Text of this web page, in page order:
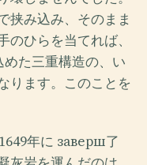
挟み込み、そのまま
ひらを当てれば、
た三重構造の、い
ります。このことを
年に заверш了